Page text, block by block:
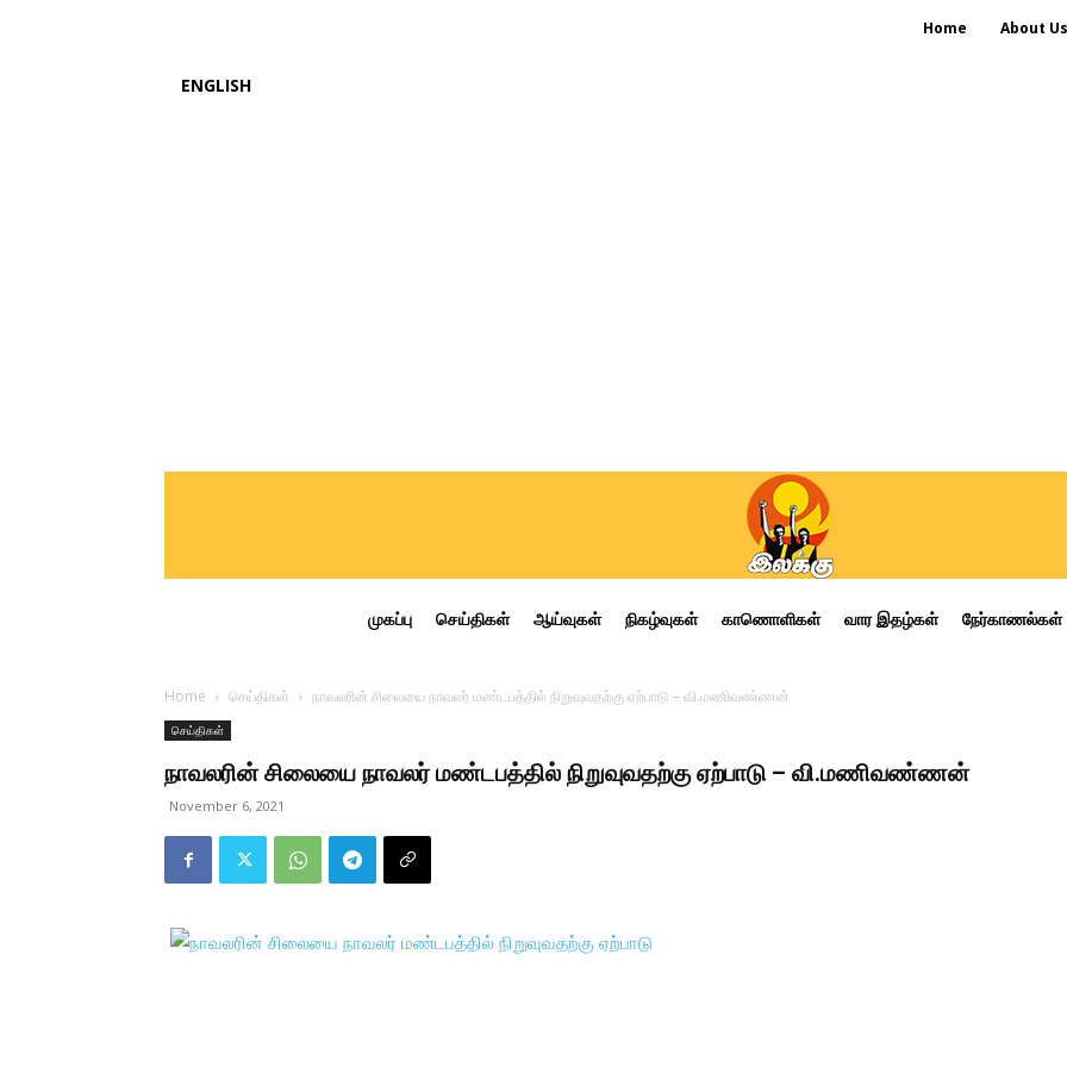
Home About Us
ENGLISH
முகப்பு செய்திகள் ஆய்வுகள் நிகழ்வுகள் காணொளிகள் வார இதழ்கள் நேர்காணல்கள்
Home செய்திகள் நாவலரின் சிலையை நாவலர் மண்டபத்தில் நிறுவுவதற்கு ஏற்பாடு – வி.மணிவண்ணன்
செய்திகள்
நாவலரின் சிலையை நாவலர் மண்டபத்தில் நிறுவுவதற்கு ஏற்பாடு – வி.மணிவண்ணன்
November 6, 2021